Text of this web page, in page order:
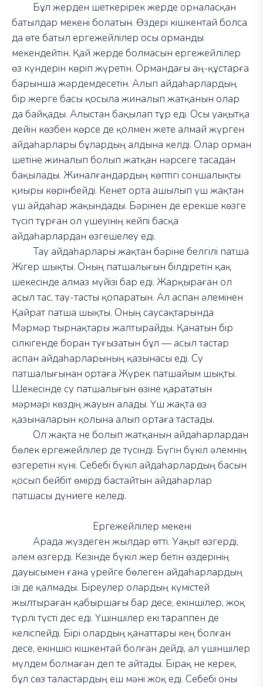
Бұл жерден шеткерірек жерде орналасқан
батылдар мекені болатын. Өздері кішкентай болса
да өте батыл ергежейлілер осы орманды
мекендейтін. Қай жерде болмасын ергежейлілер
өз күндерін көріп жүретін. Ормандағы аң-құстарға
барынша жәрдемдесетін. Алып айдаһарлардың
бір жерге басы қосыла жиналып жатқанын олар
да байқады. Алыстан бақылап тұр еді. Осы уақытқа
дейін көзбен көрсе де қолмен жете алмай жүрген
айдаһарлары бұлардың алдына келді. Олар орман
шетіне жиналып болып жатқан нәрсеге тасадан
бақылады. Жиналғандардың көптігі соншалықты
қиыры көрінбейді. Кенет орта ашылып үш жақтан
үш айдаһар жақындады. Бәрінен де ерекше көзге
түсіп тұрған ол үшеуінің кейпі басқа
айдаһарлардан өзгешелеу еді.
Тау айдаһарлары жақтан бәріне белгілі патша
Жігер шықты. Оның патшалығын білдіретін қақ
шекесінде алмаз мүйізі бар еді. Жарқыраған ол
асыл тас, тау-тасты қопаратын. Ал аспан әлемінен
Қайрат патша шықты. Оның саусақтарында
Мәрмәр тырнақтары жалтырайды. Қанатын бір
сілкігенде боран туғызатын бұл — асыл тастар
аспан айдаһарларының қазынасы еді. Су
патшалығынан ортаға Жүрек патшайым шықты.
Шекесінде су патшалығын өзіне қарататын
мәрмәрі көздің жауын алады. Үш жақта өз
қазыналарын қолына алып ортаға тастады.
Ол жақта не болып жатқанын айдаһарлардан
бөлек ергежейлілер де түсінді. Бүгін бүкіл әлемнің
өзгеретін күні. Себебі бүкіл айдаһарлардың басын
қосып бейбіт өмірді бастайтын айдаһарлар
патшасы дүниеге келеді.
Ергежейлілер мекені
Арада жүздеген жылдар өтті. Уақыт өзгерді,
әлем өзгерді. Кезінде бүкіл жер бетін өздерінің
дауысымен ғана үрейге бөлеген айдаһарлардың
ізі де қалмады. Біреулер олардың күмістей
жылтыраған қабыршағы бар десе, екіншілер, жоқ
түрлі түсті дес еді. Үшіншілер екі тараппен де
келіспейді. Бірі олардың қанаттары кең болған
десе, екіншісі кішкентай болған дейді, ал үшіншілер
мүлдем болмаған деп те айтады. Бірақ не керек,
бұл сөз таластардың еш мәні жоқ еді. Себебі оны